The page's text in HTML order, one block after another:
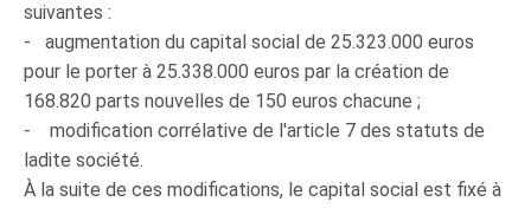
suivantes :
- augmentation du capital social de 25.323.000 euros
pour le porter à 25.338.000 euros par la création de
168.820 parts nouvelles de 150 euros chacune ;
- modification corrélative de l'article 7 des statuts de
ladite société.
À la suite de ces modifications, le capital social est fixé à